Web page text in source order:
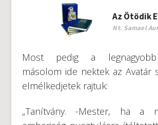
Az Ötödik
Nt. Samael
Most pedig a
másolom ide nektek az Avatár
elmélkedjetek rajtuk:
„Tanítvány. -Mester, ha a